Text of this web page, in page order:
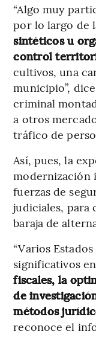
“Algo muy
por lo largo de
sintéticos u
control
cultivos, una
municipio”,
criminal
a otros
tráfico de
Así, pues, la
modernización
fuerzas de
judiciales, para
baraja de
“Varios
significativos en
fiscales, la
de
métodos
reconoce el